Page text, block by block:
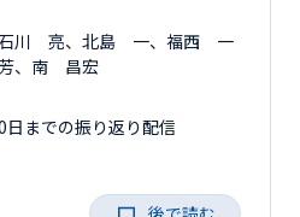
川 亮、北島 一、福西 一
、南 昌宏
日までの振り返り配信